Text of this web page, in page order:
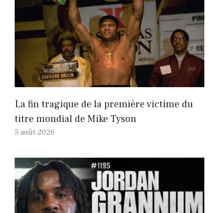
La fin tragique de la première victime du
titre mondial de Mike Tyson
5 août 2026